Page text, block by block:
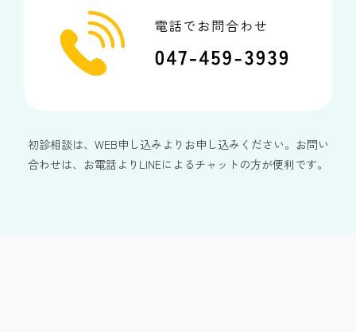
初診相談は、WEB申し込みよりお申し込みください。お問い
合わせは、お電話よりLINEによるチャットの方が便利です。